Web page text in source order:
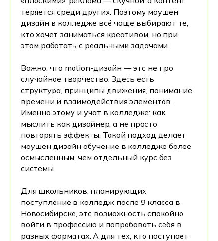
теряется среди других. Поэтому моушен
дизайн в колледже всё чаще выбирают те,
кто хочет заниматься креативом, но при
этом работать с реальными задачами.
Важно, что motion-дизайн — это не про
случайное творчество. Здесь есть
структура, принципы движения, понимание
времени и взаимодействия элементов.
Именно этому и учат в колледже: как
мыслить как дизайнер, а не просто
повторять эффекты. Такой подход делает
моушен дизайн обучение в колледже более
осмысленным, чем отдельный курс без
системы.
Для школьников, планирующих
поступление в колледж после 9 класса в
Новосибирске, это возможность спокойно
войти в профессию и попробовать себя в
разных форматах. А для тех, кто поступает